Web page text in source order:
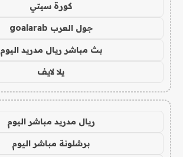
كورة سيتي
جول العرب goalarab
بث مباشر ريال مدريد اليوم
يلا لايف
ريال مدريد مباشر اليوم
برشلونة مباشر اليوم